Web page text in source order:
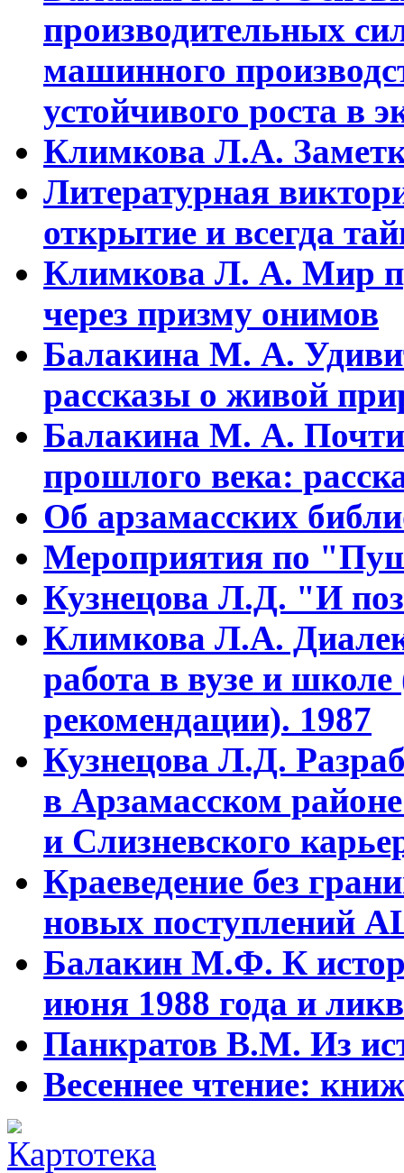
пpоизводительных
машинного
устойчивого pоста в
Климкова Л.А.
Литературная
открытие и всегда
Климкова Л. А. Мир
через призму онимов
Балакина М. А.
рассказы о живой
Балакина М. А. Почти
прошлого века:
Об арзамасских
Мероприятия по
Кузнецова Л.Д. "И
Климкова Л.А.
работа в вузе и
рекомендации). 1987
Кузнецова Л.Д.
в Арзамасском
и Слизневского
Краеведение без
новых поступлений
Балакин М.Ф. К
июня 1988 года и
Панкратов В.М. Из
Весеннее чтение: